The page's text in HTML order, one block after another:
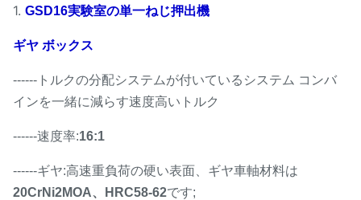
1. GSD16実験室の単一ねじ押出機
ギヤ ボックス
------トルクの分配システムが付いているシステム コンバ
インを一緒に減らす速度高いトルク
------速度率:16:1
------ギヤ:高速重負荷の硬い表面、ギヤ車軸材料は
20CrNi2MOA、HRC58-62です;